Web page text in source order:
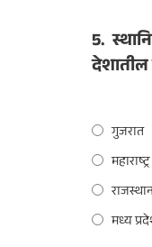
5.
गुजरात
महाराष्ट्र
मध्य